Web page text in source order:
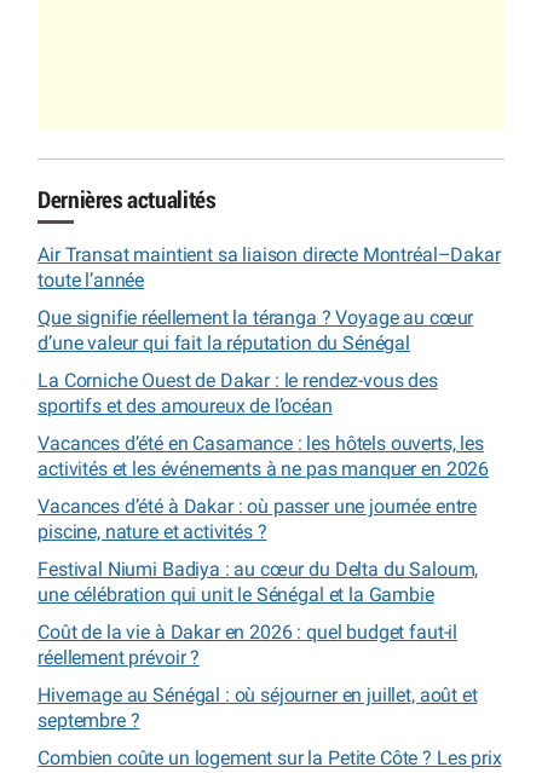
Dernières actualités
Air Transat maintient sa liaison directe Montréal–Dakar
toute l’année
Que signifie réellement la téranga ? Voyage au cœur
d’une valeur qui fait la réputation du Sénégal
La Corniche Ouest de Dakar : le rendez-vous des
sportifs et des amoureux de l’océan
Vacances d’été en Casamance : les hôtels ouverts, les
activités et les événements à ne pas manquer en 2026
Vacances d’été à Dakar : où passer une journée entre
piscine, nature et activités ?
Festival Niumi Badiya : au cœur du Delta du Saloum,
une célébration qui unit le Sénégal et la Gambie
Coût de la vie à Dakar en 2026 : quel budget faut-il
réellement prévoir ?
Hivernage au Sénégal : où séjourner en juillet, août et
septembre ?
Combien coûte un logement sur la Petite Côte ? Les prix